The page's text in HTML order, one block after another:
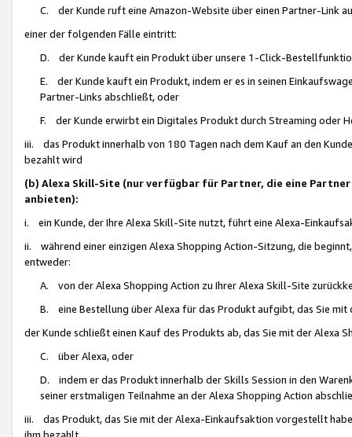
C. der Kunde ruft eine Amazon-Website über einen Partner-Link
einer der folgenden Fälle eintritt:
D. der Kunde kauft ein Produkt über unsere 1-Click-
E. der Kunde kauft ein Produkt, indem er es in seinen
Partner-Links abschließt, oder
F. der Kunde erwirbt ein Digitales Produkt durch Streaming oder
iii. das Produkt innerhalb von 180 Tagen nach dem Kauf an den
bezahlt wird
(b) Alexa Skill-Site (nur verfügbar für Partner, die eine
anbieten):
i. ein Kunde, der Ihre Alexa Skill-Site nutzt, führt eine Alexa-
ii. während einer einzigen Alexa Shopping Action-Sitzung, die
entweder:
A. von der Alexa Shopping Action zu Ihrer Alexa Skill-Site
B. eine Bestellung über Alexa für das Produkt aufgibt, das Sie mit
der Kunde schließt einen Kauf des Produkts ab, das Sie mit der Alexa
C. über Alexa, oder
D. indem er das Produkt innerhalb der Skills Session in den
seiner erstmaligen Teilnahme an der Alexa Shopping Action
iii. das Produkt, das Sie mit der Alexa-Einkaufsaktion vorgestellt
ihm bezahlt.